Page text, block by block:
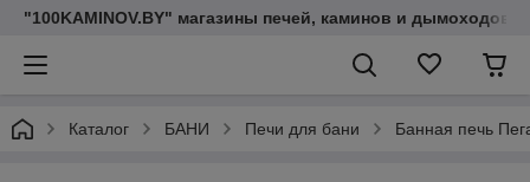
"100KAMINOV.BY" магазины печей, каминов и дымоходов
Каталог БАНИ Печи для бани Банная печь